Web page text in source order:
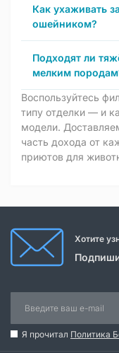
Как ухаживать
ошейником?
Подходят ли
мелким
Воспользуйтесь
типу отделки — и
модели.
часть дохода от
приютов для
Хотите
Я прочитал Политика